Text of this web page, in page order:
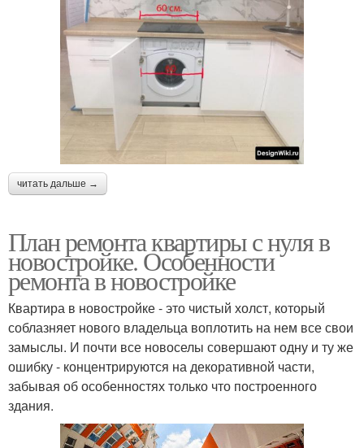
читать дальше →
План ремонта квартиры с нуля в
новостройке. Особенности
ремонта в новостройке
Квартира в новостройке - это чистый холст, который
соблазняет нового владельца воплотить на нем все свои
замыслы. И почти все новоселы совершают одну и ту же
ошибку - концентрируются на декоративной части,
забывая об особенностях только что построенного
здания.